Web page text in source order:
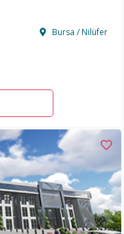
Bursa / Nilüfer